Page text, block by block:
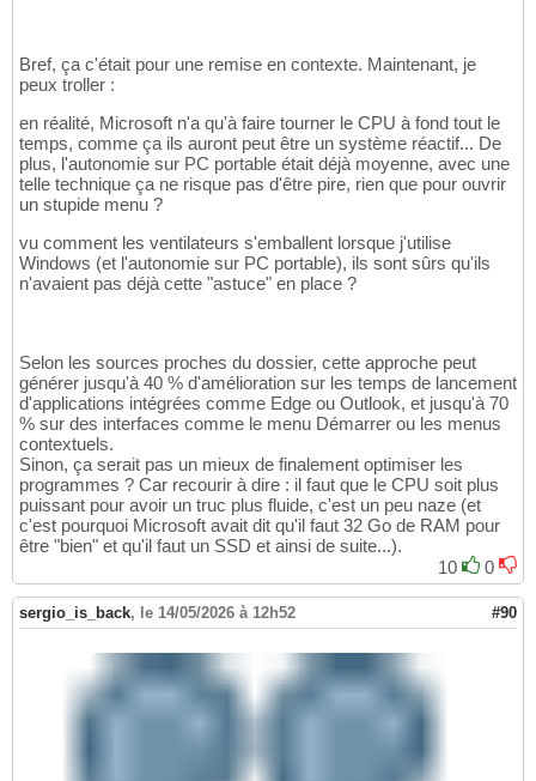
Bref, ça c'était pour une remise en contexte. Maintenant, je
peux troller :
en réalité, Microsoft n'a qu'à faire tourner le CPU à fond tout le
temps, comme ça ils auront peut être un système réactif... De
plus, l'autonomie sur PC portable était déjà moyenne, avec une
telle technique ça ne risque pas d'être pire, rien que pour ouvrir
un stupide menu ?
vu comment les ventilateurs s'emballent lorsque j'utilise
Windows (et l'autonomie sur PC portable), ils sont sûrs qu'ils
n'avaient pas déjà cette "astuce" en place ?
Selon les sources proches du dossier, cette approche peut
générer jusqu'à 40 % d'amélioration sur les temps de lancement
d'applications intégrées comme Edge ou Outlook, et jusqu'à 70
% sur des interfaces comme le menu Démarrer ou les menus
contextuels.
Sinon, ça serait pas un mieux de finalement optimiser les
programmes ? Car recourir à dire : il faut que le CPU soit plus
puissant pour avoir un truc plus fluide, c'est un peu naze (et
c'est pourquoi Microsoft avait dit qu'il faut 32 Go de RAM pour
être "bien" et qu'il faut un SSD et ainsi de suite...).
10
0
sergio_is_back, le 14/05/2026 à 12h52 #90